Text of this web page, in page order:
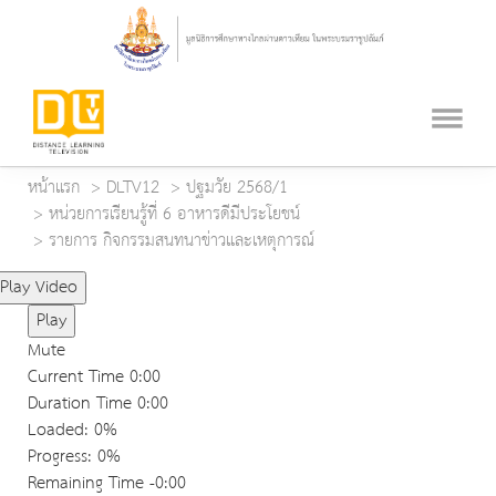
หน้าแรก DLTV12
ปฐมวัย 2568/1
หน่วยการเรียนรู้ที่ 6 อาหารดีมีประโยชน์
รายการ กิจกรรมสนทนาข่าวและเหตุการณ์
Play Video
Play
Mute
Current Time0:00
Duration Time0:00
Loaded: 0%
Progress: 0%
Remaining Time-0:00